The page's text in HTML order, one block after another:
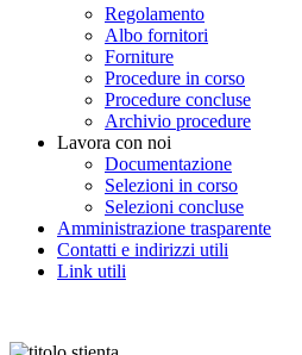
Regolamento
Albo fornitori
Forniture
Procedure in corso
Procedure concluse
Archivio procedure
Lavora con noi
Documentazione
Selezioni in corso
Selezioni concluse
Amministrazione trasparente
Contatti e indirizzi utili
Link utili